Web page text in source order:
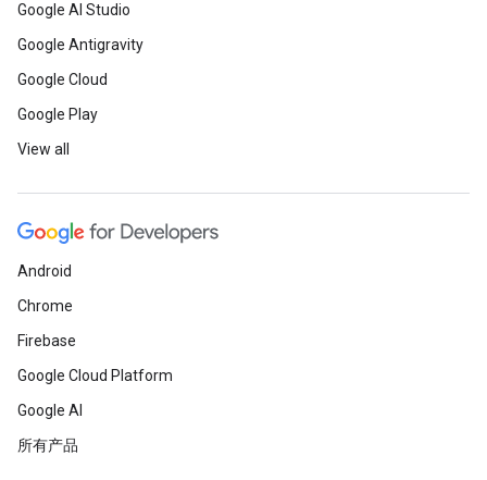
Google AI Studio
Google Antigravity
Google Cloud
Google Play
View all
Android
Chrome
Firebase
Google Cloud Platform
Google AI
所有产品